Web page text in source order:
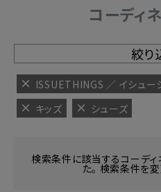
コーディ
絞り
ISSUETHINGS ／ イシュー
キッズ
シューズ
検索条件に該当するコーディ
た。 検索条件を変